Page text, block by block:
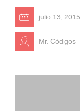
julio 13, 2015
Mr. Códigos